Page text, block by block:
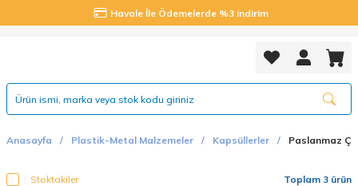
Havale İle Ödemelerde %3 indirim
Anasayfa Plastik-Metal Malzemeler Kapsüllerler Paslanmaz
Stoktakiler Toplam 3 ürün